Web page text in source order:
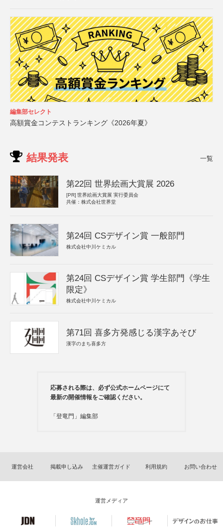
編集部セレクト
高額賞金コンテストランキング《2026年夏》
結果発表 一覧
第22回 世界絵画大賞展 2026
[PR] 世界絵画大賞展 実行委員会
共催：株式会社世界堂
第24回 CSデザイン賞 一般部門
株式会社中川ケミカル
第24回 CSデザイン賞 学生部門《学生
限定》
株式会社中川ケミカル
第71回 喜多方発感じる漢字あそび
漢字のまち喜多方
応募される際は、必ず公式ホームページにて
最新の開催情報をご確認ください。
「登竜門」編集部
運営会社 掲載申し込み 主催運営ガイド 利用規約 お問い合わせ
運営メディア